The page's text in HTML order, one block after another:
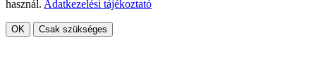
használ. Adatkezelési tájékoztató
OK Csak szükséges